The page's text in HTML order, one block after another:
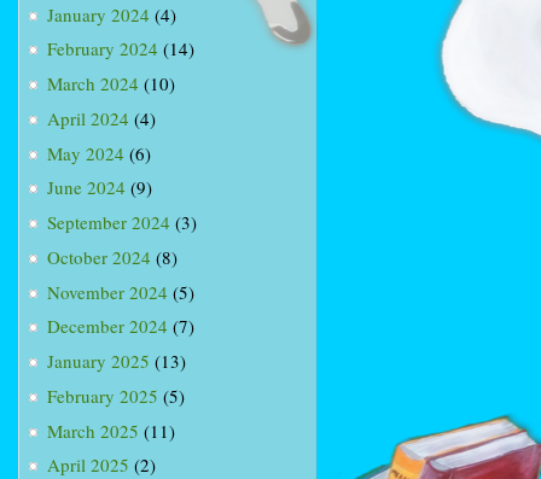
January 2024 (4)
February 2024 (14)
March 2024 (10)
April 2024 (4)
May 2024 (6)
June 2024 (9)
September 2024 (3)
October 2024 (8)
November 2024 (5)
December 2024 (7)
January 2025 (13)
February 2025 (5)
March 2025 (11)
April 2025 (2)